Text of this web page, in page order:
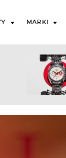
MARKI